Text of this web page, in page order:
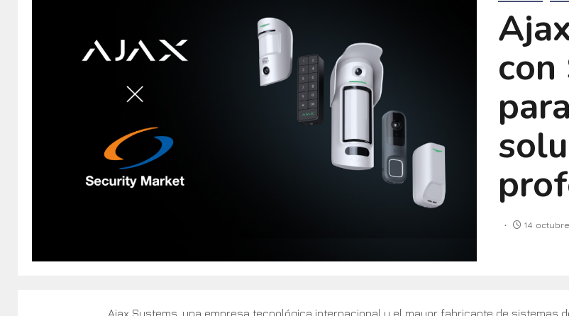
14
Ajax Systems, una empresa tecnológica internacional y el mayor fabricante de sistemas